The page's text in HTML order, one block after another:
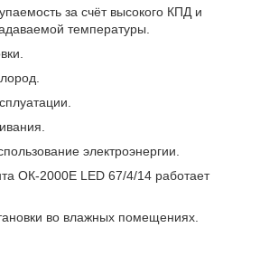
за счёт высокого КПД и
температуры.
электроэнергии.
ОК-2000Е LED 67/4/14 работает
во влажных помещениях.